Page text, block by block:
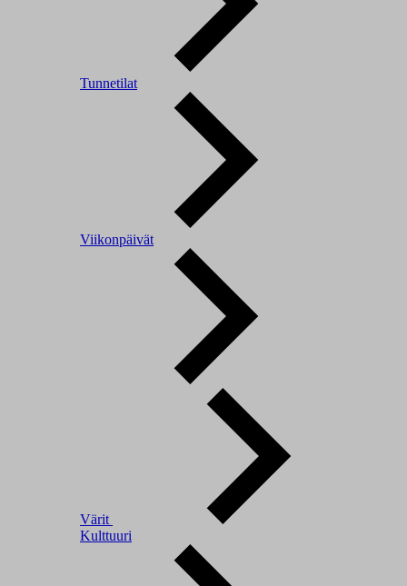
Tunnetilat
Viikonpäivät
Värit
Kulttuuri